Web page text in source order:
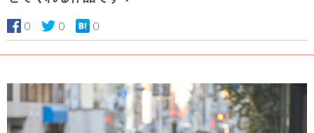
0 0 0